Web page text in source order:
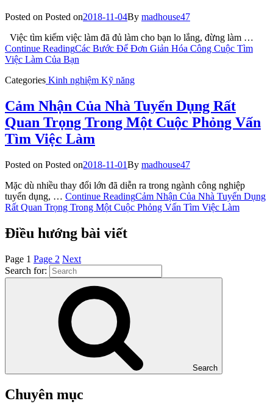
Posted on Posted on2018-11-04By madhouse47
Việc tìm kiếm việc làm đã đủ làm cho bạn lo lắng, đừng làm …
Continue ReadingCác Bước Để Đơn Giản Hóa Công Cuộc Tìm
Việc Làm Của Bạn
Categories Kinh nghiệm Kỹ năng
Cảm Nhận Của Nhà Tuyển Dụng Rất
Quan Trọng Trong Một Cuộc Phỏng Vấn
Tìm Việc Làm
Posted on Posted on2018-11-01By madhouse47
Mặc dù nhiều thay đổi lớn đã diễn ra trong ngành công nghiệp
tuyển dụng, … Continue ReadingCảm Nhận Của Nhà Tuyển Dụng
Rất Quan Trọng Trong Một Cuộc Phỏng Vấn Tìm Việc Làm
Điều hướng bài viết
Page 1 Page 2 Next
Search for:
Search
Chuyên mục